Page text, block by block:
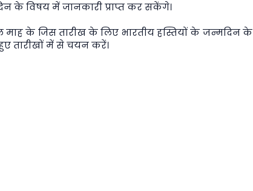
के विषय में जानकारी प्राप्त कर सकेंगे।
के जिस तारीख के लिए भारतीय हस्तियों के जन्मदिन के
हुए तारीखों में से चयन करें।